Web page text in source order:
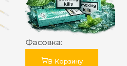
Фасовка:
В Корзину